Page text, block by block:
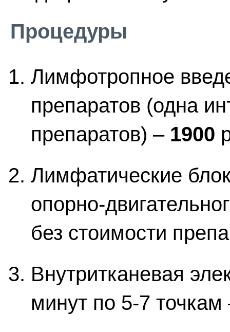
Процедуры
Лимфотропное
препаратов (одна
препаратов) – 1900
Лимфатические
опорно-
без стоимости
Внутритканевая
минут по 5-7